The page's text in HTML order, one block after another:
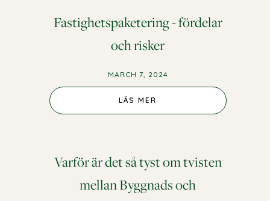
Fastighetspaketering - fördelar
och risker
MARCH 7, 2024
LÄS MER
Varför är det så tyst om tvisten
mellan Byggnads och